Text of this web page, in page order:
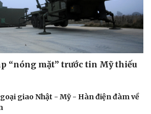
“nóng mặt” trước tin Mỹ thiếu
giao Nhật - Mỹ - Hàn điện đàm về